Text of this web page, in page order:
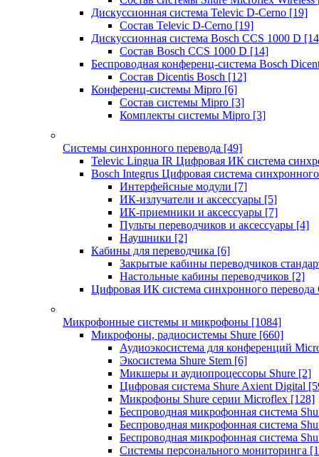
Дискуссионная система Televic D-Cerno [19]
Состав Televic D-Cerno [19]
Дискуссионная система Bosch CCS 1000 D
Состав Bosch CCS 1000 D [14]
Беспроводная конференц-система Bosch
Состав Dicentis Bosch [12]
Конференц-системы Mipro [6]
Состав системы Mipro [3]
Комплекты системы Mipro [3]
Системы синхронного перевода [49]
Televic Lingua IR Цифровая ИК система
Bosch Integrus Цифровая система
Интерфейсные модули [7]
ИК-излучатели и аксессуары [5]
ИК-приемники и аксессуары [7]
Пульты переводчиков и аксессуары [4]
Наушники [2]
Кабины для переводчика [6]
Закрытые кабины переводчиков
Настольные кабины переводчиков [2]
Цифровая ИК система синхронного
Микрофонные системы и микрофоны [1084]
Микрофоны, радиосистемы Shure [660]
Аудиоэкосистема для конференций
Экосистема Shure Stem [6]
Микшеры и аудиопроцессоры Shure [2]
Цифровая система Shure Axient Digital
Микрофоны Shure серии Microflex [128]
Беспроводная микрофонная система
Беспроводная микрофонная система
Беспроводная микрофонная система
Системы персонального мониторинга